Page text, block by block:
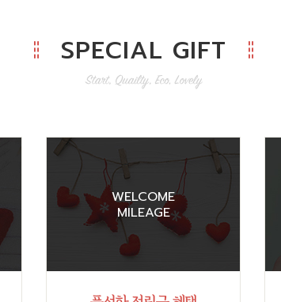
SPECIAL GIFT
WELCOME
MILEAGE